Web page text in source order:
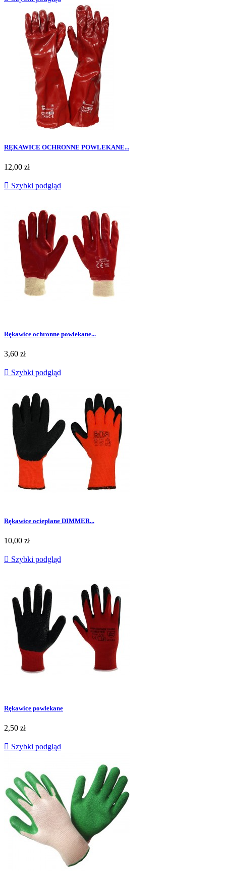
RĘKAWICE OCHRONNE POWLEKANE...
Cena
12,00 zł
 Szybki podgląd
Rękawice ochronne powlekane...
Cena
3,60 zł
 Szybki podgląd
Rękawice ocieplane DIMMER...
Cena
10,00 zł
 Szybki podgląd
Rękawice powlekane
Cena
2,50 zł
 Szybki podgląd